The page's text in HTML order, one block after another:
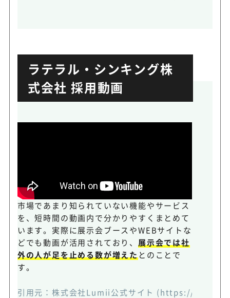
ラテラル・シンキング株
式会社 採用動画
市場であまり知られていない機能やサービス
を、短時間の動画内で分かりやすくまとめて
います。実際に展示会ブースやWEBサイトな
どでも動画が活用されており、 展示会では社
外の人が足を止める数が増えた とのことで
す。
引用元：株式会社Lumii公式サイト (https://